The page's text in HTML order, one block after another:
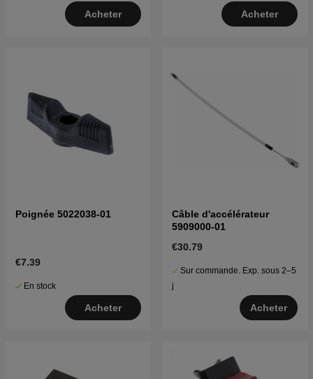
Acheter Acheter
Poignée 5022038-01
€7.39
En stock
Acheter
Câble d'accélérateur
5909000-01
€30.79
Sur commande. Exp. sous 2–5
j
Acheter